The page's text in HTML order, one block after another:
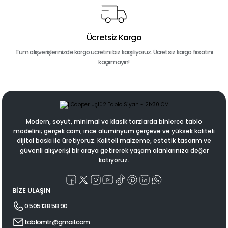
Ücretsiz Kargo
Tüm alışverişlerinizde kargo ücretini biz karşılıyoruz. Ücretsiz kargo fırsatını
kaçırmayın!
Modern, soyut, minimal ve klasik tarzlarda binlerce tablo
modelini; gerçek cam, ince alüminyum çerçeve ve yüksek kaliteli
dijital baskı ile üretiyoruz. Kaliteli malzeme, estetik tasarım ve
güvenli alışverişi bir araya getirerek yaşam alanlarınıza değer
katıyoruz.
BİZE ULAŞIN
0 505 138 58 90
tablomtr@gmail.com